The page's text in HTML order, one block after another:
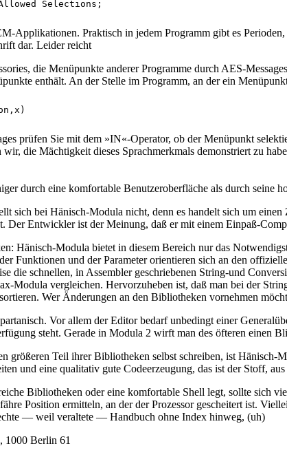
Applikationen. Praktisch in jedem Programm gibt es
dar. Leider reicht
die Menüpunkte anderer Programme durch AES-
enthält. An der Stelle im Programm, an der ein
prüfen Sie mit dem »IN«-Operator, ob der Menüpunkt
die Mächtigkeit dieses Sprachmerkmals demonstriert zu
durch eine komfortable Benutzeroberfläche als durch seine
sich bei Hänisch-Modula nicht, denn es handelt sich um
Der Entwickler ist der Meinung, daß er mit einem Einpaß-
Hänisch-Modula bietet in diesem Bereich nur das
Funktionen und der Parameter orientieren sich an den
die schnellen, in Assembler geschriebenen String-und
Modula vergleichen. Hervorzuheben ist, daß man bei der
Wer Änderungen an den Bibliotheken vornehmen
Vor allem der Editor bedarf unbedingt einer
steht. Gerade in Modula 2 wirft man des öfteren einen
größeren Teil ihrer Bibliotheken selbst schreiben, ist
und eine qualitativ gute Codeerzeugung, das ist der Stoff,
Bibliotheken oder eine komfortable Shell legt, sollte sich
Position ermitteln, an der der Prozessor gescheitert ist.
— weil veraltete — Handbuch ohne Index hinweg, (uh)
1000 Berlin 61